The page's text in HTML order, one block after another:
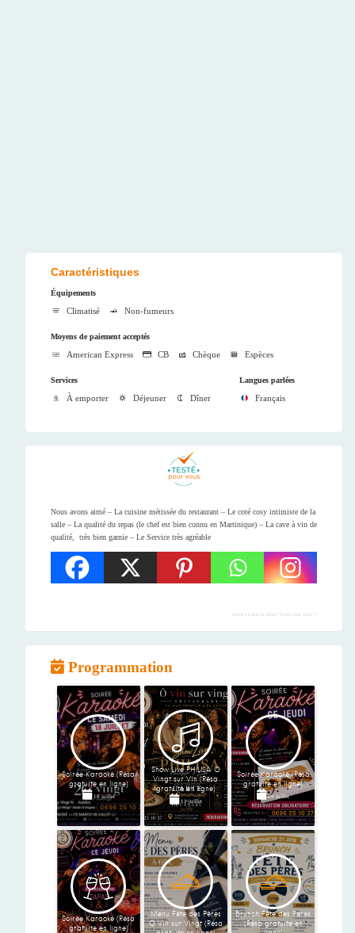
Caractéristiques
Équipements
Climatisé Non-fumeurs
Moyens de paiement acceptés
American Express CB Chèque Espèces
Services
À emporter Déjeuner Dîner
Langues parlées
Français
Nous avons aimé – La cuisine métissée du restaurant – Le coté cosy intimiste de la
salle – La qualité du repas (le chef est bien connu en Martinique) – La cave à vin de
qualité, très bien garnie – Le Service très agréable
Qu'est-ce-que le label "Testé pour vous" ?
Programmation
Soirée Karaoké (Résa
gratuite en ligne)
18 juillet
Show Live PHILISA O
Vingt sur Vin (Résa
gratuite en ligne)
11 juillet
Soirée Karaoké (Résa
gratuite en ligne)
09 juillet
Soirée Karaoké (Résa
gratuite en ligne)
Menu Fête des Pères
O Vin sur Vingt (Résa
Brunch Fête des Pères
(Résa gratuite en